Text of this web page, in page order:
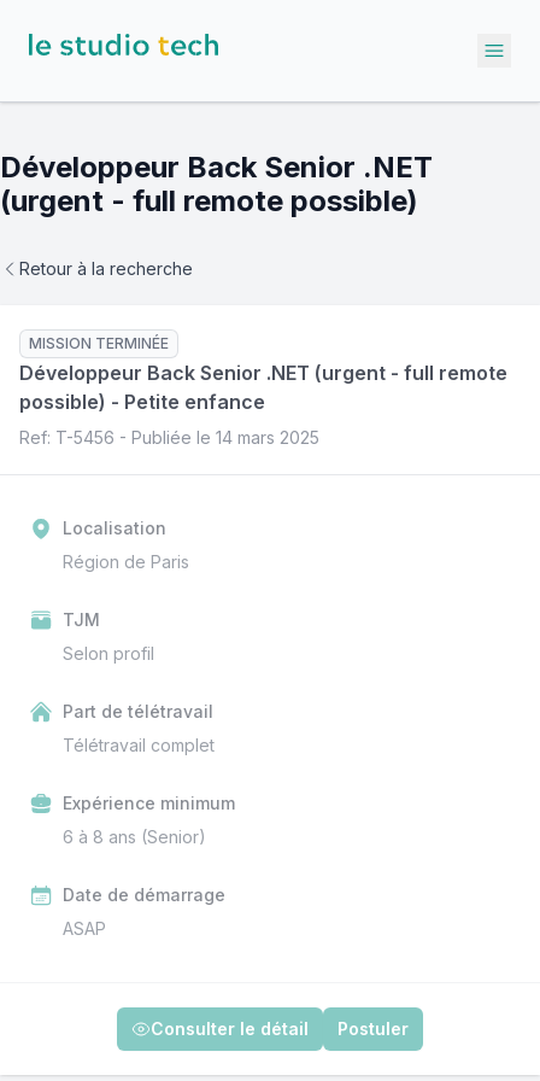
Développeur Back Senior .NET
(urgent - full remote possible)
Retour à la recherche
Développeur Back Senior .NET (urgent - full remote
possible) - Petite enfance
MISSION TERMINÉE
Ref: T-5456 - Publiée le 14 mars 2025
Localisation
Région de Paris
TJM
Selon profil
Part de télétravail
Télétravail complet
Expérience minimum
6 à 8 ans (Senior)
Date de démarrage
ASAP
Consulter le détail Postuler